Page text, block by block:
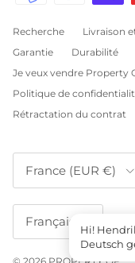
Hi!
Deutsch
Recherche Livraison
Garantie
Durabilité
Je veux vendre Property
Politique de
Rétractation du contrat
Pays
France (EUR €)
Langue
Français